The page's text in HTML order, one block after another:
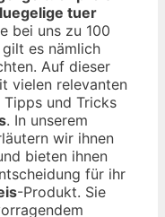
tuer
bei uns zu 100
es nämlich
Auf dieser
vielen relevanten
und Tricks
. In unserem
wir ihnen
bieten ihnen
für ihr
-Produkt. Sie